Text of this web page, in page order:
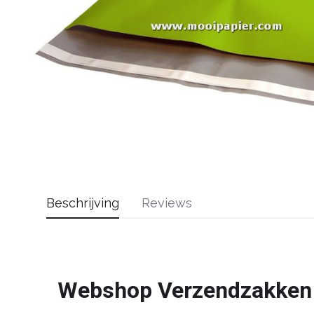
Beschrijving
Webshop Verzendzakken
Reviews